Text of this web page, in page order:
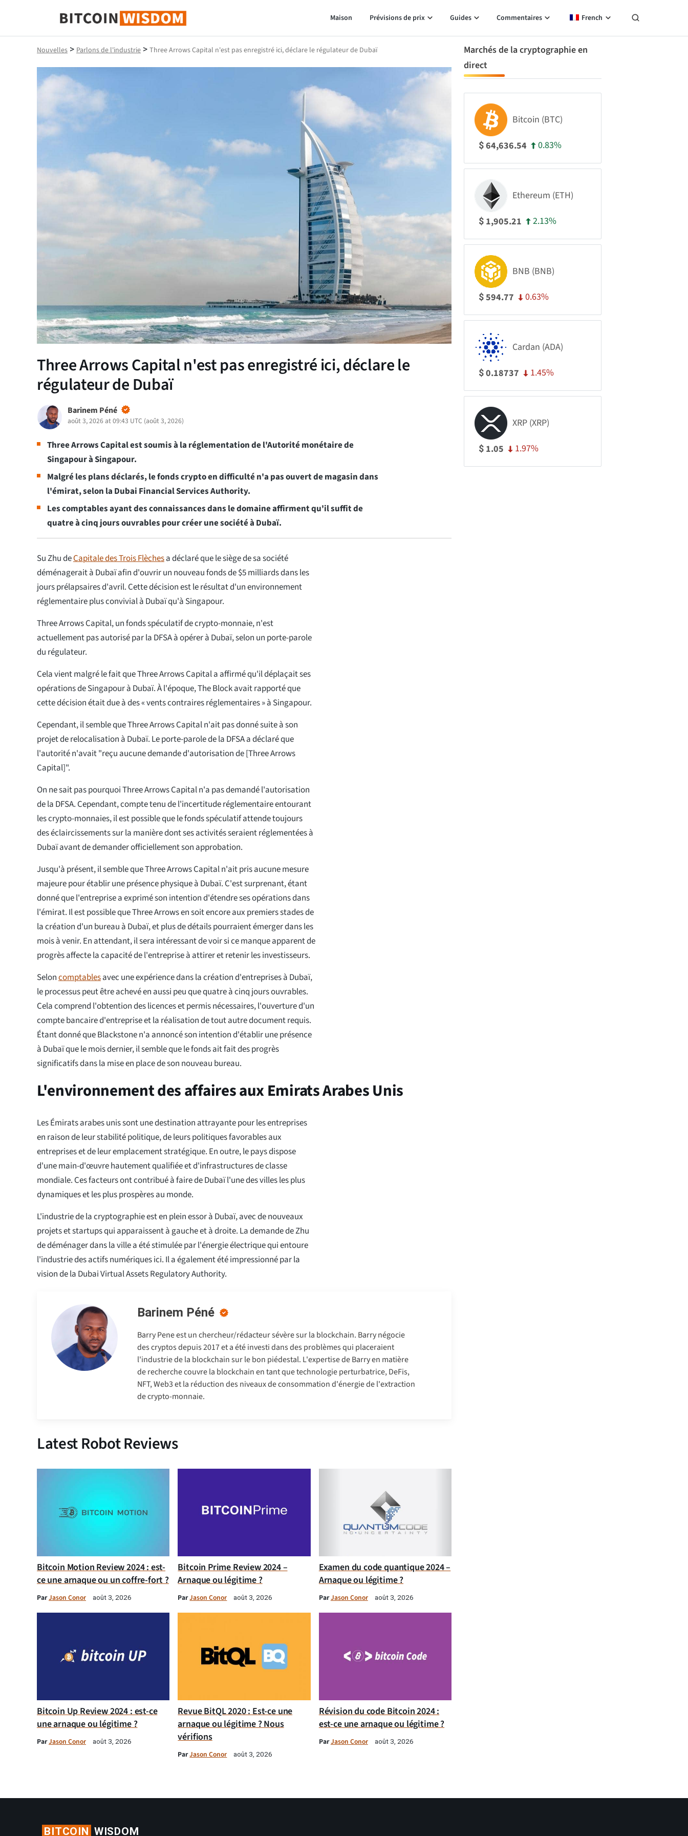
Bitcoin Sagesse
Maison Prévisions de prix Guides Commentaires French
Nouvelles > Parlons de l'industrie > Three Arrows Capital n'est pas enregistré ici, déclare le régulateur de Dubaï
Three Arrows Capital n'est pas enregistré ici, déclare le
régulateur de Dubaï
Barinem Péné
août 3, 2026 at 09:43 UTC (août 3, 2026)
Three Arrows Capital est soumis à la réglementation de l'Autorité monétaire de
Singapour à Singapour.
Malgré les plans déclarés, le fonds crypto en difficulté n'a pas ouvert de magasin dans
l'émirat, selon la Dubai Financial Services Authority.
Les comptables ayant des connaissances dans le domaine affirment qu'il suffit de
quatre à cinq jours ouvrables pour créer une société à Dubaï.
Su Zhu deCapitale des Trois Flèchesa déclaré que le siège de sa société
déménagerait à Dubaï afin d'ouvrir un nouveau fonds de $5 milliards dans les
jours prélapsaires d'avril. Cette décision est le résultat d'un environnement
réglementaire plus convivial à Dubaï qu'à Singapour.
Three Arrows Capital, un fonds spéculatif de crypto-monnaie, n'est
actuellement pas autorisé par la DFSA à opérer à Dubaï, selon un porte-parole
du régulateur.
Cela vient malgré le fait que Three Arrows Capital a affirmé qu'il déplaçait ses
opérations de Singapour à Dubaï. À l'époque, The Block avait rapporté que
cette décision était due à des « vents contraires réglementaires » à Singapour.
Cependant, il semble que Three Arrows Capital n'ait pas donné suite à son
projet de relocalisation à Dubaï. Le porte-parole de la DFSA a déclaré que
l'autorité n'avait "reçu aucune demande d'autorisation de [Three Arrows
Capital]".
On ne sait pas pourquoi Three Arrows Capital n'a pas demandé l'autorisation
de la DFSA. Cependant, compte tenu de l'incertitude réglementaire entourant
les crypto-monnaies, il est possible que le fonds spéculatif attende toujours
des éclaircissements sur la manière dont ses activités seraient réglementées à
Dubaï avant de demander officiellement son approbation.
Jusqu'à présent, il semble que Three Arrows Capital n'ait pris aucune mesure
majeure pour établir une présence physique à Dubaï. C'est surprenant, étant
donné que l'entreprise a exprimé son intention d'étendre ses opérations dans
l'émirat. Il est possible que Three Arrows en soit encore aux premiers stades de
la création d'un bureau à Dubaï, et plus de détails pourraient émerger dans les
mois à venir. En attendant, il sera intéressant de voir si ce manque apparent de
progrès affecte la capacité de l'entreprise à attirer et retenir les investisseurs.
Seloncomptablesavec une expérience dans la création d'entreprises à Dubaï,
le processus peut être achevé en aussi peu que quatre à cinq jours ouvrables.
Cela comprend l'obtention des licences et permis nécessaires, l'ouverture d'un
compte bancaire d'entreprise et la réalisation de tout autre document requis.
Étant donné que Blackstone n'a annoncé son intention d'établir une présence
à Dubaï que le mois dernier, il semble que le fonds ait fait des progrès
significatifs dans la mise en place de son nouveau bureau.
L'environnement des affaires aux Emirats Arabes Unis
Les Émirats arabes unis sont une destination attrayante pour les entreprises
en raison de leur stabilité politique, de leurs politiques favorables aux
entreprises et de leur emplacement stratégique. En outre, le pays dispose
d'une main-d'œuvre hautement qualifiée et d'infrastructures de classe
mondiale. Ces facteurs ont contribué à faire de Dubaï l'une des villes les plus
dynamiques et les plus prospères au monde.
L'industrie de la cryptographie est en plein essor à Dubaï, avec de nouveaux
projets et startups qui apparaissent à gauche et à droite. La demande de Zhu
de déménager dans la ville a été stimulée par l'énergie électrique qui entoure
l'industrie des actifs numériques ici. Il a également été impressionné par la
vision de la Dubai Virtual Assets Regulatory Authority.
Barinem Péné
Barry Pene est un chercheur/rédacteur sévère sur la blockchain. Barry négocie
des cryptos depuis 2017 et a été investi dans des problèmes qui placeraient
l'industrie de la blockchain sur le bon piédestal. L'expertise de Barry en matière
de recherche couvre la blockchain en tant que technologie perturbatrice, DeFis,
NFT, Web3 et la réduction des niveaux de consommation d'énergie de l'extraction
de crypto-monnaie.
Latest Robot Reviews
Bitcoin Motion Review 2024 : est-
ce une arnaque ou un coffre-fort ?
ParJason Conor août 3, 2026
Bitcoin Prime Review 2024 –
Arnaque ou légitime ?
ParJason Conor août 3, 2026
Examen du code quantique 2024 –
Arnaque ou légitime ?
ParJason Conor août 3, 2026
Bitcoin Up Review 2024 : est-ce
une arnaque ou légitime ?
ParJason Conor août 3, 2026
Revue BitQL 2020 : Est-ce une
arnaque ou légitime ? Nous
vérifions
ParJason Conor août 3, 2026
Révision du code Bitcoin 2024 :
est-ce une arnaque ou légitime ?
ParJason Conor août 3, 2026
Marchés de la cryptographie en
direct
Bitcoin (BTC)
$64,636.54 0.83%
Ethereum (ETH)
$ 1,905.21 2.13%
BNB (BNB)
$594.77 0.63%
Cardan (ADA)
$0.18737 1.45%
XRP (XRP)
$ 1.05 1.97%
BITCOIN WISDOM